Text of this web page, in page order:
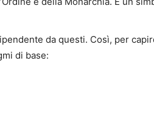
da questi. Così, per
di base: